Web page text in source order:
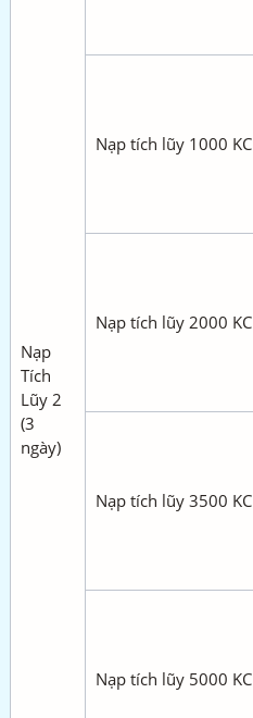
Nạp
Tích
Lũy 2
(3
ngày)
Nạp tích lũy 1000 KC
Nạp tích lũy 2000 KC
Nạp tích lũy 3500 KC
Nạp tích lũy 5000 KC